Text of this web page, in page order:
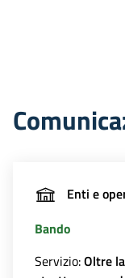
Enti e
Bando
Servizio:Oltre